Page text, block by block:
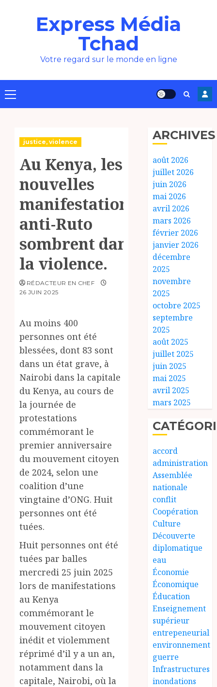
Express Média
Tchad
Votre regard sur le monde en ligne
Menu
principal
justice, violence
Au Kenya, les
nouvelles
manifestations
anti-Ruto
sombrent dans
la violence.
RÉDACTEUR EN CHEF
26 JUIN 2025
Au moins 400
personnes ont été
blessées, dont 83 sont
dans un état grave, à
Nairobi dans la capitale
du Kenya, au cours de
la journée de
protestations
commémorant le
premier anniversaire
du mouvement citoyen
de 2024, selon une
coalition d’une
vingtaine d’ONG. Huit
personnes ont été
tuées.
Huit personnes ont été
tuées par balles
mercredi 25 juin 2025
lors de manifestations
au Kenya
commémorant le
mouvement citoyen
inédit et violemment
réprimé d’il y a un an,
notamment dans la
capitale, Nairobi, où la
ARCHIVES
août 2026
juillet 2026
juin 2026
mai 2026
avril 2026
mars 2026
février 2026
janvier 2026
décembre
2025
novembre
2025
octobre 2025
septembre
2025
août 2025
juillet 2025
juin 2025
mai 2025
avril 2025
mars 2025
accord
administration
Assemblée
nationale
conflit
Coopération
Culture
Découverte
diplomatique
eau
Économie
Économique
Éducation
Enseignement
supérieur
entrepeneurial
environnement
guerre
Infrastructures
inondations